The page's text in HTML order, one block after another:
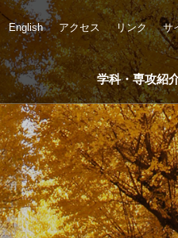
学科・専攻紹
English アクセス リンク サ